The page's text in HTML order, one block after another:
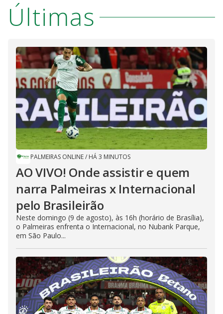
Últimas
PALMEIRAS ONLINE/ HÁ 3 MINUTOS
AO VIVO! Onde assistir e quem
narra Palmeiras x Internacional
pelo Brasileirão
Neste domingo (9 de agosto), às 16h (horário de Brasília),
o Palmeiras enfrenta o Internacional, no Nubank Parque,
em São Paulo...